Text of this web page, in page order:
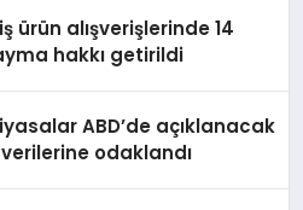
ürün alışverişlerinde 14
hakkı getirildi
ABD’de açıklanacak
odaklandı